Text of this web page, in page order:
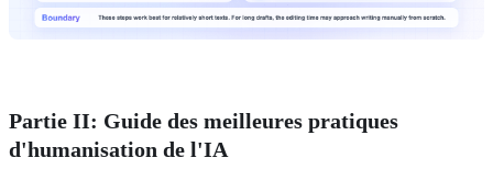
Partie II: Guide des meilleures pratiques
d'humanisation de l'IA